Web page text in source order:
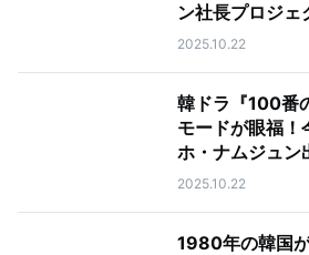
ン社長プロジェ
2025.10.22
韓ドラ『100番
モードが眼福！
ホ・ナムジュン
2025.10.22
1980年の韓国